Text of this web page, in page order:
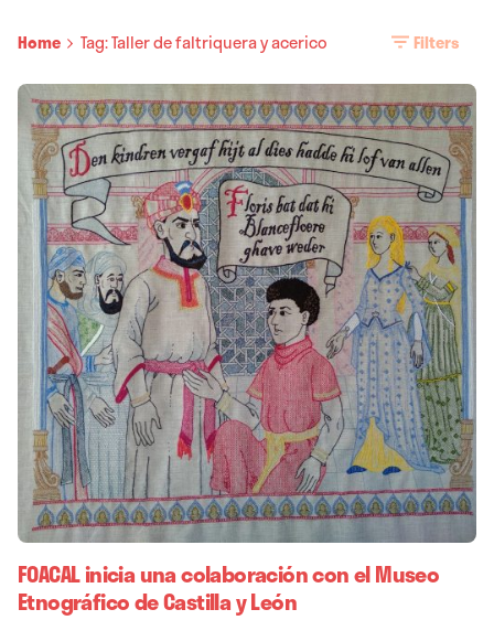
Home Tag: Taller de faltriquera y acerico Filters
FOACAL inicia una colaboración con el Museo
Etnográfico de Castilla y León